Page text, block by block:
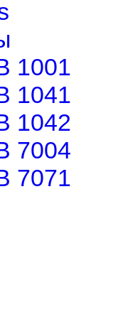
1001
1041
1042
7004
7071